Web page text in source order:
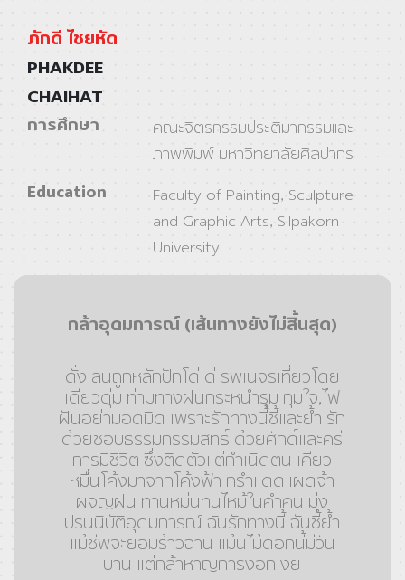
ภักดี ไชยหัด
PHAKDEE
CHAIHAT
การศึกษา
คณะจิตรกรรมประติมากรรมและ
ภาพพิมพ์ มหาวิทยาลัยศิลปากร
Education
Faculty of Painting, Sculpture
and Graphic Arts, Silpakorn
University
กล้าอุดมการณ์ (เส้นทางยังไม่สิ้นสุด)
ดั่งเลนถูกหลักปักโด่เด่ รพเนจรเที่ยวโดย
เดียวดุ่ม ท่ามทางฝนกระหน่ำรุม กุมใจ,ไฟ
ฝันอย่ามอดมิด เพราะรักทางนี้ชี้และย้ำ รัก
ด้วยชอบธรรมกรรมสิทธิ์ ด้วยศักดิ์และครี
การมีชีวิต ซึ่งติดตัวแต่กําเนิดตน เคียว
หมื่นโค้งมาจากโค้งฟ้า กรำแดดแผดจ้า
ผจญฝน ทานหม่นทนไหม้ในคําคน มุ่ง
ปรนนิบัติอุดมการณ์ ฉันรักทางนี้ ฉันชี้ย้ำ
แม้ชีพจะยอมร้าวฉาน แม้นไม้ดอกนี้มีวัน
บาน แต่กล้าหาญการงอกเงย